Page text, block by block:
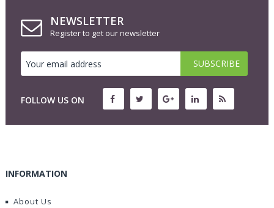
NEWSLETTER
Register to get our newsletter
FOLLOW US ON
INFORMATION
About Us